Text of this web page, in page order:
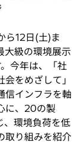
ら12日(土)ま
大級の環境展示
今年は、「社
をめざして」
信インフラを軸
に、20の製
、環境負荷を低
取り組みを紹介